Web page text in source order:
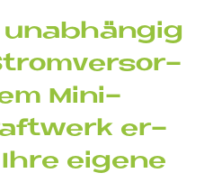
un­ab­hän­gig
Mini-
er­
ei­ge­ne